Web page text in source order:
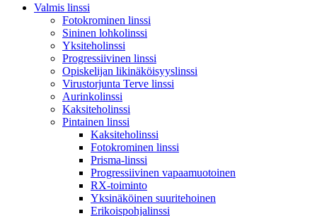
Valmis linssi
Fotokrominen linssi
Sininen lohkolinssi
Yksiteholinssi
Progressiivinen linssi
Opiskelijan likinäköisyyslinssi
Virustorjunta Terve linssi
Aurinkolinssi
Kaksiteholinssi
Pintainen linssi
Kaksiteholinssi
Fotokrominen linssi
Prisma-linssi
Progressiivinen vapaamuotoinen
RX-toiminto
Yksinäköinen suuritehoinen
Erikoispohjalinssi